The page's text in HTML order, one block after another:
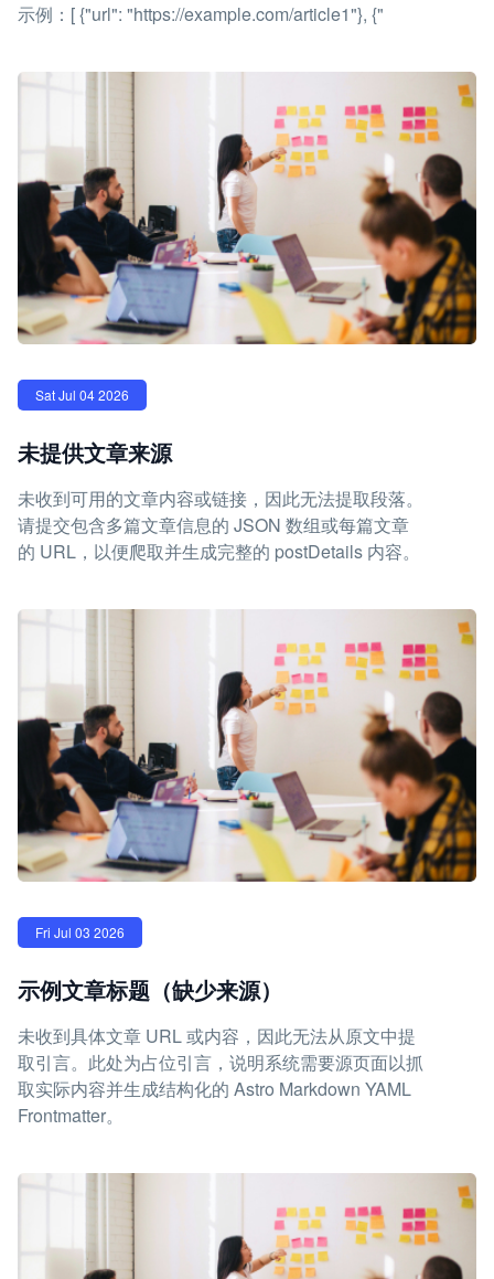
示例：[ {"url": "https://example.com/article1"}, {"
Sat Jul 04 2026
未提供文章来源
未收到可用的文章内容或链接，因此无法提取段落。
请提交包含多篇文章信息的 JSON 数组或每篇文章
的 URL，以便爬取并生成完整的 postDetails 内容。
Fri Jul 03 2026
示例文章标题（缺少来源）
未收到具体文章 URL 或内容，因此无法从原文中提
取引言。此处为占位引言，说明系统需要源页面以抓
取实际内容并生成结构化的 Astro Markdown YAML
Frontmatter。